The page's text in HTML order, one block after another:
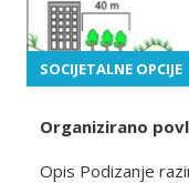
SOCIJETALNE OPCIJE
Organizirano
Opis Podizanje